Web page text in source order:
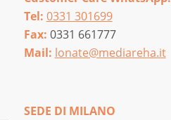
Tel: 0331 301699
Fax: 0331 661777
Mail: lonate@mediareha.it
SEDE DI MILANO